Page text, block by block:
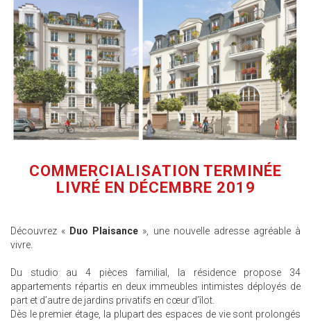
COMMERCIALISATION TERMINÉE
LIVRÉ EN DÉCEMBRE 2019
Découvrez « Duo Plaisance », une nouvelle adresse agréable à
vivre.
Du studio au 4 pièces familial, la résidence propose 34
appartements répartis en deux immeubles intimistes déployés de
part et d’autre de jardins privatifs en cœur d’îlot.
Dès le premier étage, la plupart des espaces de vie sont prolongés